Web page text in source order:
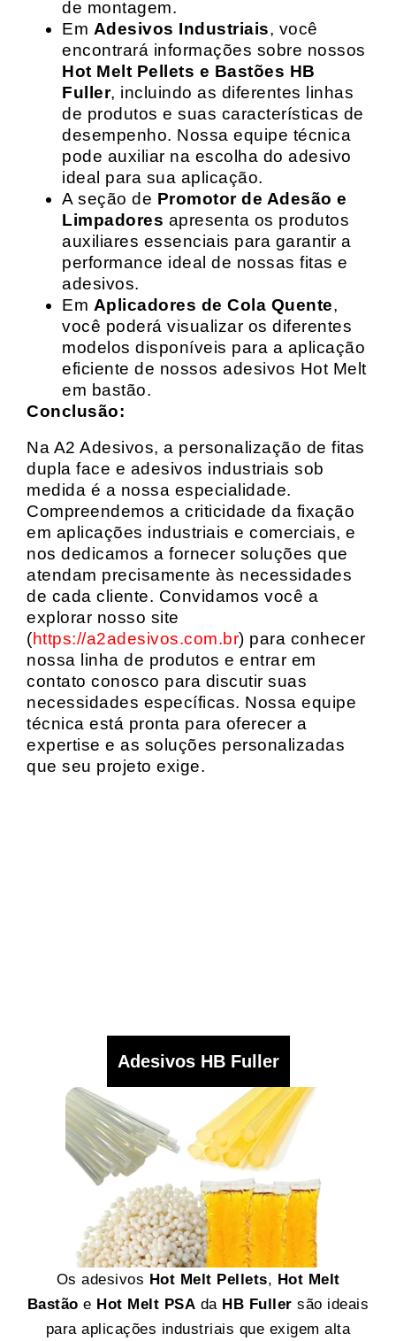
de montagem.
Em Adesivos Industriais, você
encontrará informações sobre nossos
Hot Melt Pellets e Bastões HB
Fuller, incluindo as diferentes linhas
de produtos e suas características de
desempenho. Nossa equipe técnica
pode auxiliar na escolha do adesivo
ideal para sua aplicação.
A seção de Promotor de Adesão e
Limpadores apresenta os produtos
auxiliares essenciais para garantir a
performance ideal de nossas fitas e
adesivos.
Em Aplicadores de Cola Quente,
você poderá visualizar os diferentes
modelos disponíveis para a aplicação
eficiente de nossos adesivos Hot Melt
em bastão.
Conclusão:
Na A2 Adesivos, a personalização de fitas
dupla face e adesivos industriais sob
medida é a nossa especialidade.
Compreendemos a criticidade da fixação
em aplicações industriais e comerciais, e
nos dedicamos a fornecer soluções que
atendam precisamente às necessidades
de cada cliente. Convidamos você a
explorar nosso site
(https://a2adesivos.com.br) para conhecer
nossa linha de produtos e entrar em
contato conosco para discutir suas
necessidades específicas. Nossa equipe
técnica está pronta para oferecer a
expertise e as soluções personalizadas
que seu projeto exige.
Adesivos HB Fuller
Os adesivos Hot Melt Pellets, Hot Melt
Bastão e Hot Melt PSA da HB Fuller são ideais
para aplicações industriais que exigem alta